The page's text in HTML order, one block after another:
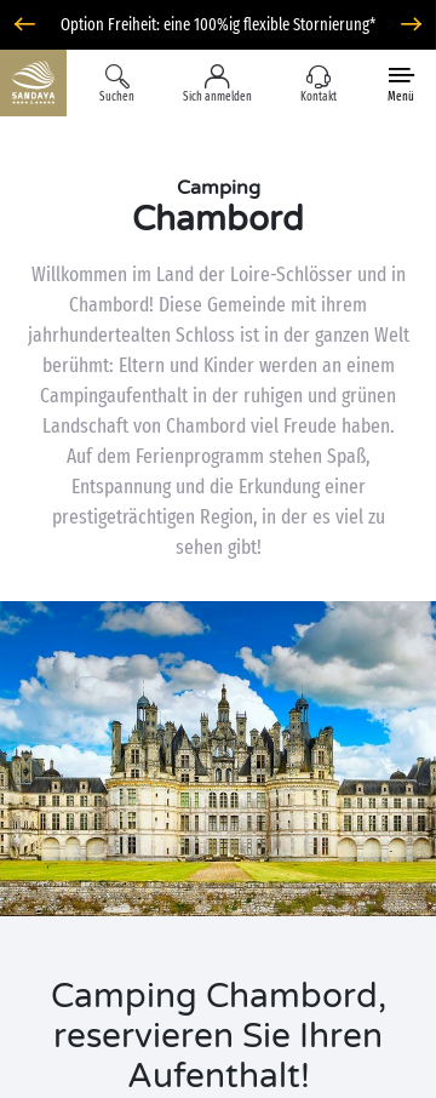
Option Freiheit: eine 100%ig flexible Stornierung*
Suchen Sich anmelden Kontakt Menü
Camping
Chambord
Willkommen im Land der Loire-Schlösser und in
Chambord! Diese Gemeinde mit ihrem
jahrhundertealten Schloss ist in der ganzen Welt
berühmt: Eltern und Kinder werden an einem
Campingaufenthalt in der ruhigen und grünen
Landschaft von Chambord viel Freude haben.
Auf dem Ferienprogramm stehen Spaß,
Entspannung und die Erkundung einer
prestigeträchtigen Region, in der es viel zu
sehen gibt!
Camping Chambord,
reservieren Sie Ihren
Aufenthalt!